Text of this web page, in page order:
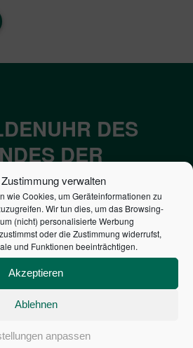
verwalten
wie Cookies, um Geräteinformationen zu
Wir tun dies, um das Browsing-
(nicht) personalisierte Werbung
oder die Zustimmung widerrufst,
und Funktionen beeinträchtigen.
Akzeptieren
Ablehnen
anpassen
DES
DER
€